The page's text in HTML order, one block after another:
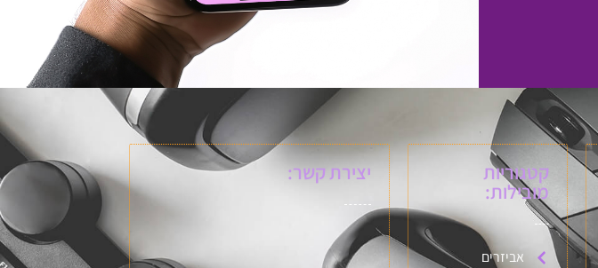
קטגוריות
מובילות:
אביזרים
יצירת קשר: